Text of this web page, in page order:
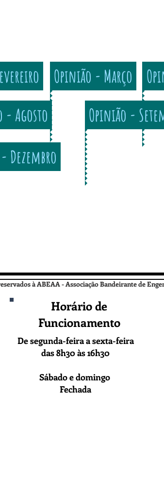
Opinião - Março
- Agosto
Opinião -
Dezembro
à ABEAA - Associação Bandeirante de
Horário de
Funcionamento
De segunda-feira a sexta-feira
das 8h30 às 16h30
Sábado e domingo
Fechada